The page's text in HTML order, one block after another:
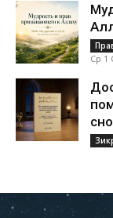
Ср 1